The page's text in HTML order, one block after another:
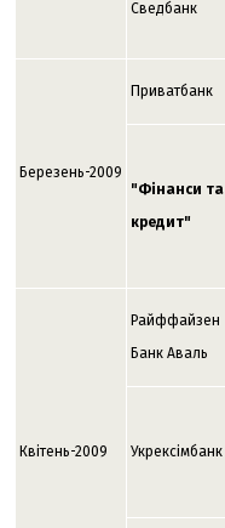
Сведбанк
Березень-2009
Приватбанк
"Фінанси та
кредит"
Квітень-2009
Райффайзен
Банк Аваль
Укрексімбанк